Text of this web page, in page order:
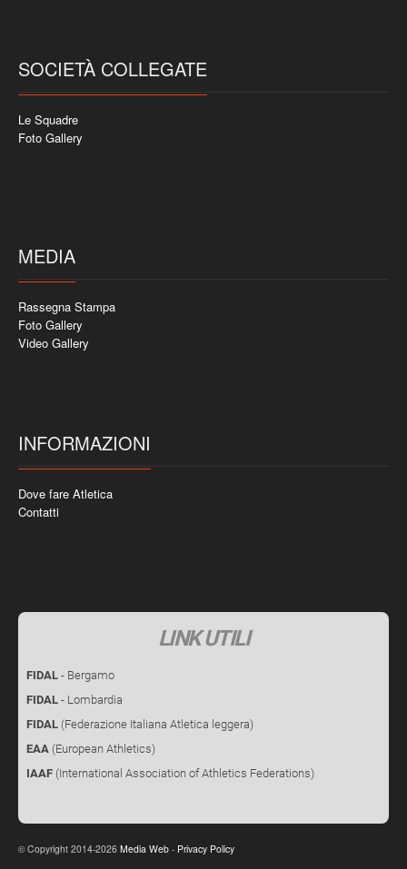
SOCIETÀ COLLEGATE
Le Squadre
Foto Gallery
MEDIA
Rassegna Stampa
Foto Gallery
Video Gallery
INFORMAZIONI
Dove fare Atletica
Contatti
LINK UTILI
FIDAL - Bergamo
FIDAL - Lombardia
FIDAL (Federazione Italiana Atletica leggera)
EAA (European Athletics)
IAAF (International Association of Athletics Federations)
©Copyright 2014-2026 Media Web - Privacy Policy